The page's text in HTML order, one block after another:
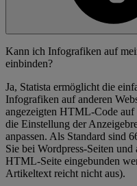
Kann ich Infografiken auf
einbinden?
Ja, Statista ermöglicht die
Infografiken auf anderen
angezeigten HTML-Code auf
die Einstellung der
anpassen. Als Standard sind
Sie bei Wordpress-Seiten
HTML-Seite eingebunden
Artikeltext reicht nicht aus).